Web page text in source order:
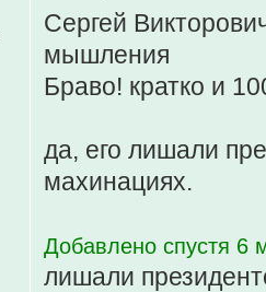
Сергей
мышления
Браво! кратко и
да, его лишали
махинациях.
Добавлено спустя 6
лишали